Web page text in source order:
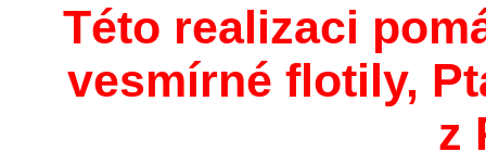
Této realizaci
vesmírné flotily,
z